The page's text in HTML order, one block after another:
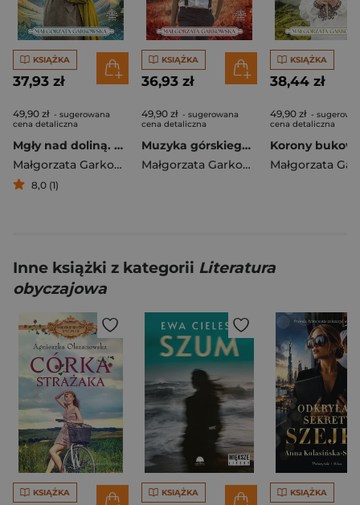
KSIĄŻKA
37,93 zł
49,90 zł - sugerowana
cena detaliczna
Mgły nad doliną. Saga bieszczadzka. Tom 4
Małgorzata Garkowska
8,0 (1)
KSIĄŻKA
36,93 zł
49,90 zł - sugerowana
cena detaliczna
Muzyka górskiego potoku. Saga bieszczadzka. Tom 3
Małgorzata Garkowska
KSIĄŻKA
38,44 zł
49,90 zł -
cena detaliczna
Inne książki z kategorii Literatura
obyczajowa
KSIĄŻKA KSIĄŻKA KSIĄŻKA